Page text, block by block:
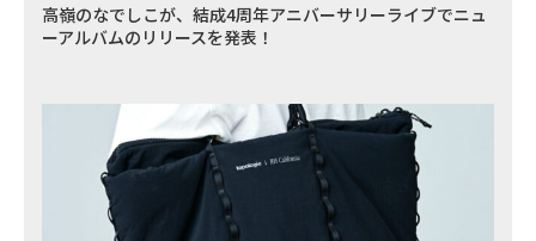
高嶺のなでしこが、結成4周年アニバーサリーライブでニュ
ーアルバムのリリースを発表！